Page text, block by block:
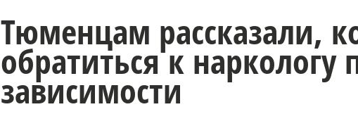
Тюменцам рассказали,
обратиться к наркологу
зависимости